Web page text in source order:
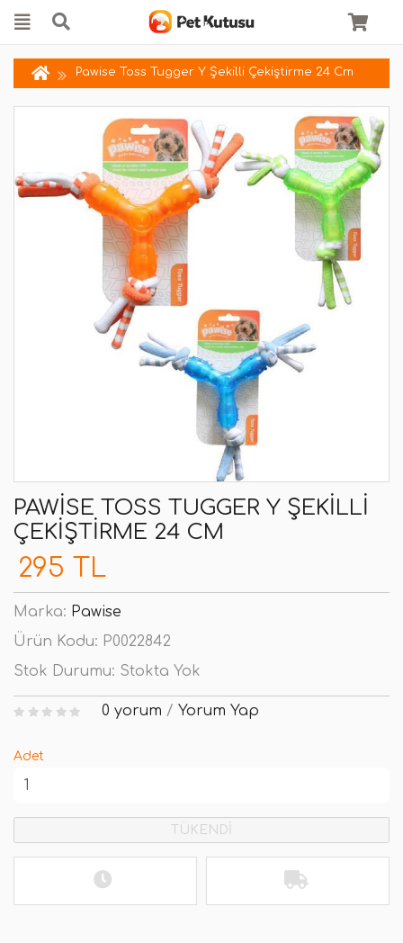
Pawise Toss Tugger Y Şekilli Çekiştirme 24 Cm
PAWISE TOSS TUGGER Y ŞEKILLI
ÇEKIŞTIRME 24 CM
295 TL
Marka: Pawise
Ürün Kodu: P0022842
Stok Durumu: Stokta Yok
0 yorum / Yorum Yap
Adet
TÜKENDİ